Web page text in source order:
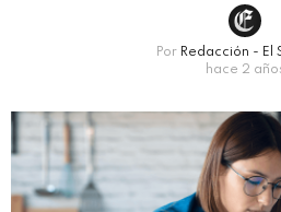
Por Redacción - El
hace 2